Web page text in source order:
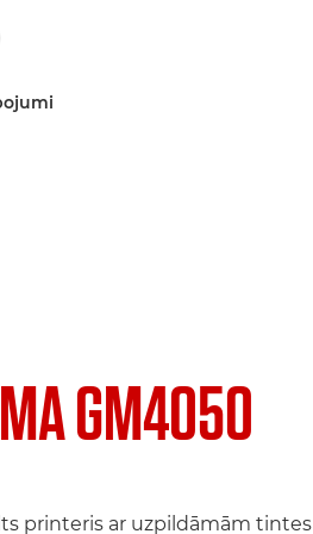
GM4050
printeris ar uzpildāmām tintes